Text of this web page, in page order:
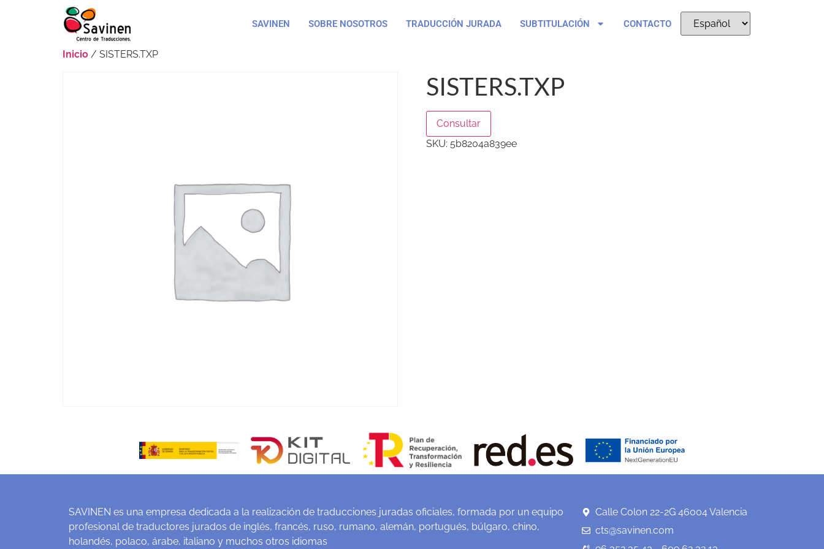
SAVINEN SOBRE NOSOTROS TRADUCCIÓN JURADA SUBTITULACIÓN CONTACTO
Inicio / SISTERS.TXP
SISTERS.TXP
Consultar
SKU: 5b8204a839ee
SAVINEN es una empresa dedicada a la realización de traducciones juradas oficiales, formada por un equipo
profesional de traductores jurados de inglés, francés, ruso, rumano, alemán, portugués, búlgaro, chino,
holandés, polaco, árabe, italiano y muchos otros idiomas
Calle Colon 22-2G 46004 Valencia
cts@savinen.com